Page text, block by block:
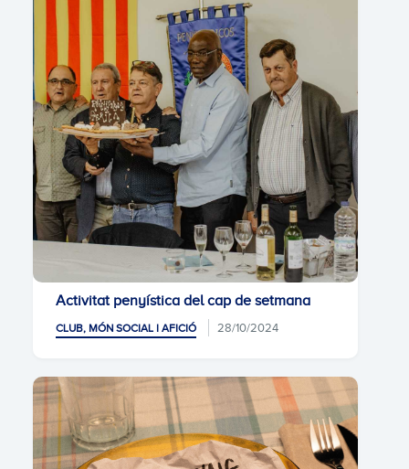
Activitat penyística del cap de setmana
CLUB, MÓN SOCIAL I AFICIÓ 28/10/2024